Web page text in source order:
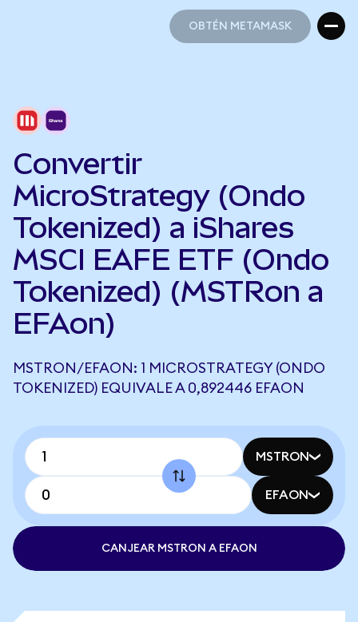
OBTÉN METAMASK
Convertir
MicroStrategy (Ondo
Tokenized) a iShares
MSCI EAFE ETF (Ondo
Tokenized) (MSTRon a
EFAon)
MSTRON/EFAON: 1 MICROSTRATEGY (ONDO
TOKENIZED) EQUIVALE A 0,892446 EFAON
MSTRON
EFAON
CANJEAR MSTRON A EFAON